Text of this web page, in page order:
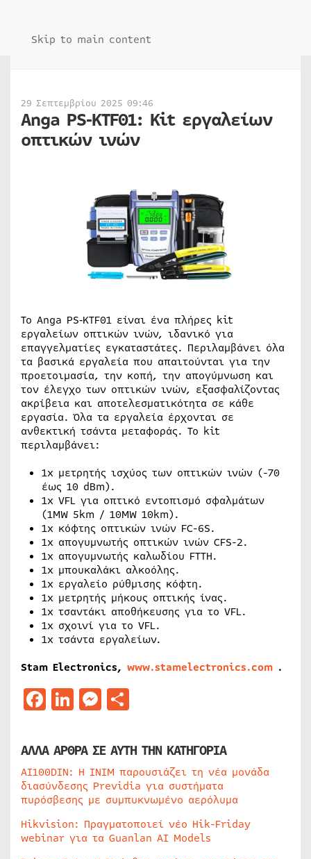
Skip to main content
29 Σεπτεμβρίου 2025 09:46
Anga PS‐KTF01: Kit εργαλείων
οπτικών ινών
Το Anga PS‐KTF01 είναι ένα πλήρες kit
εργαλείων οπτικών ινών, ιδανικό για
επαγγελματίες εγκαταστάτες. Περιλαμβάνει όλα
τα βασικά εργαλεία που απαιτούνται για την
προετοιμασία, την κοπή, την απογύμνωση και
τον έλεγχο των οπτικών ινών, εξασφαλίζοντας
ακρίβεια και αποτελεσματικότητα σε κάθε
εργασία. Όλα τα εργαλεία έρχονται σε
ανθεκτική τσάντα μεταφοράς. Το kit
περιλαμβάνει:
1x μετρητής ισχύος των οπτικών ινών (-70
έως 10 dBm).
1x VFL για οπτικό εντοπισμό σφαλμάτων
(1MW 5km / 10MW 10km).
1x κόφτης οπτικών ινών FC-6S.
1x απογυμνωτής οπτικών ινών CFS-2.
1x απογυμνωτής καλωδίου FTTH.
1x μπουκαλάκι αλκοόλης.
1x εργαλείο ρύθμισης κόφτη.
1x μετρητής μήκους οπτικής ίνας.
1x τσαντάκι αποθήκευσης για το VFL.
1x σχοινί για το VFL.
1x τσάντα εργαλείων.
Stam Electronics, www.stamelectronics.com .
Facebook
LinkedIn
Messenger
ΑΛΛΑ ΑΡΘΡΑ ΣΕ ΑΥΤΗ ΤΗΝ ΚΑΤΗΓΟΡΙΑ
AI100DIN: Η INIM παρουσιάζει τη νέα μονάδα
διασύνδεσης Previdia για συστήματα
πυρόσβεσης με συμπυκνωμένο αερόλυμα
Hikvision: Πραγματοποιεί νέο Hik-Friday
webinar για τα Guanlan AI Models